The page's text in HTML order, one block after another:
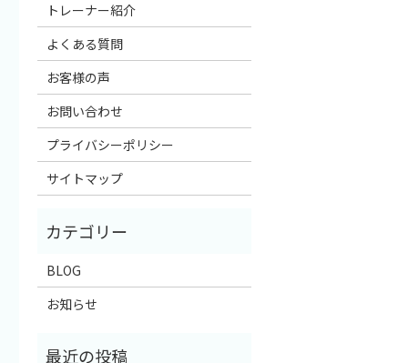
トレーナー紹介
よくある質問
お客様の声
お問い合わせ
プライバシーポリシー
サイトマップ
BLOG
お知らせ